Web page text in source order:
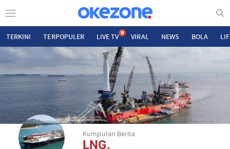
TERKINI TERPOPULER LIVE TV N VIRAL NEWS BOLA
Kumpulan Berita
LNG.